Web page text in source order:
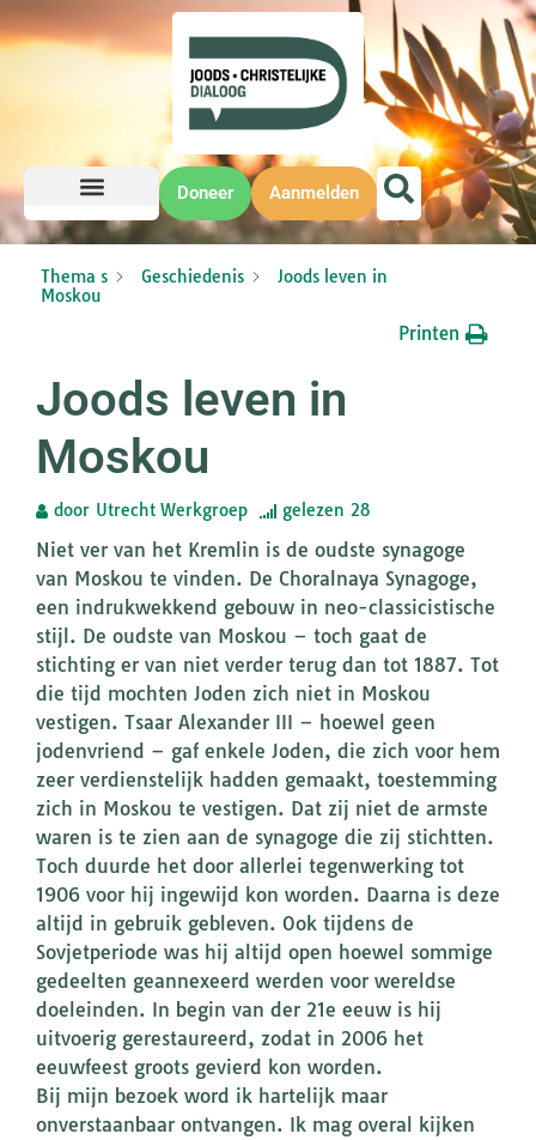
Doneer Aanmelden
Thema s Geschiedenis
Joods leven in
Moskou
Printen
Joods leven in
Moskou
door Utrecht Werkgroep gelezen 28
Niet ver van het Kremlin is de oudste synagoge
van Moskou te vinden. De Choralnaya Synagoge,
een indrukwekkend gebouw in neo-classicistische
stijl. De oudste van Moskou – toch gaat de
stichting er van niet verder terug dan tot 1887. Tot
die tijd mochten Joden zich niet in Moskou
vestigen. Tsaar Alexander III – hoewel geen
jodenvriend – gaf enkele Joden, die zich voor hem
zeer verdienstelijk hadden gemaakt, toestemming
zich in Moskou te vestigen. Dat zij niet de armste
waren is te zien aan de synagoge die zij stichtten.
Toch duurde het door allerlei tegenwerking tot
1906 voor hij ingewijd kon worden. Daarna is deze
altijd in gebruik gebleven. Ook tijdens de
Sovjetperiode was hij altijd open hoewel sommige
gedeelten geannexeerd werden voor wereldse
doeleinden. In begin van der 21e eeuw is hij
uitvoerig gerestaureerd, zodat in 2006 het
eeuwfeest groots gevierd kon worden.
Bij mijn bezoek word ik hartelijk maar
onverstaanbaar ontvangen. Ik mag overal kijken